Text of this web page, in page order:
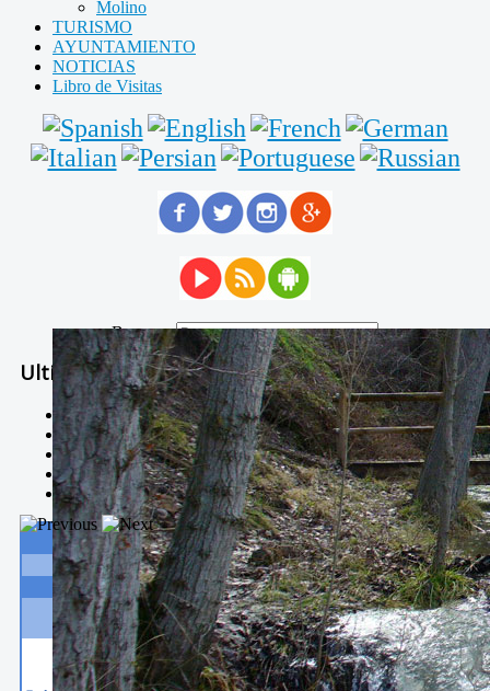
Molino
TURISMO
AYUNTAMIENTO
NOTICIAS
Libro de Visitas
Buscar...
Ultimas Noticias
Solidaria carrera - 7 TÉRMINOS XTREM
Temporal de Febrero
Nevada Enero 2018
La estación de esquí de Javalambre abrirán este sábado
Larga vida a las escuelas